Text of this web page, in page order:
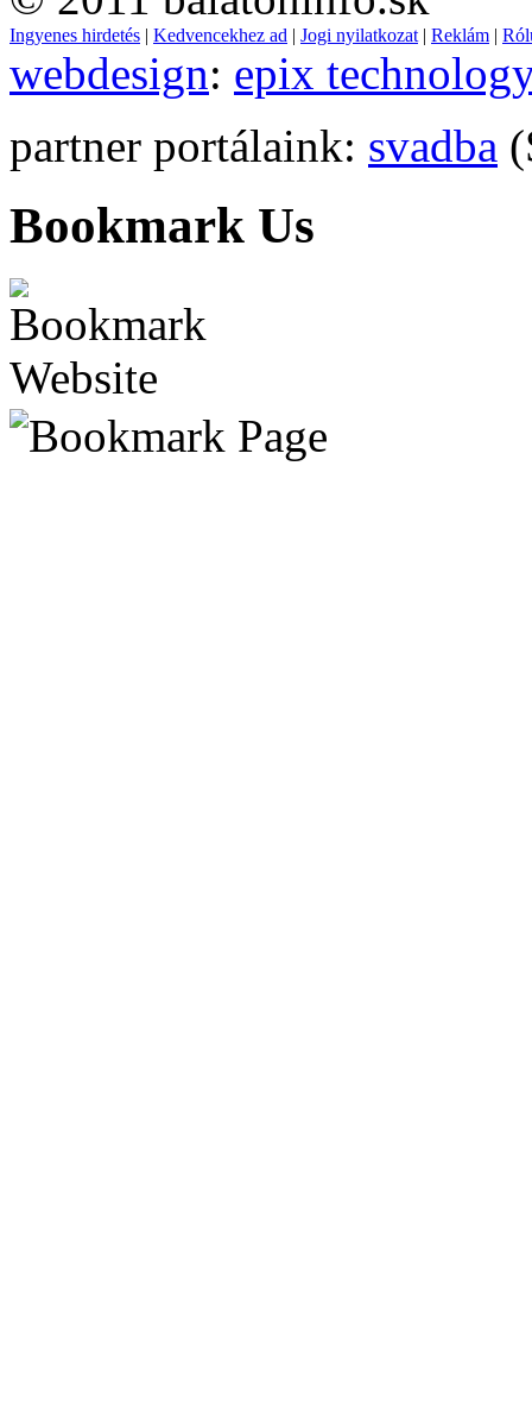
Ingyenes hirdetés | Kedvencekhez ad | Jogi nyilatkozat | Reklám |
webdesign: epix
partner portálaink: svadba
Bookmark Us